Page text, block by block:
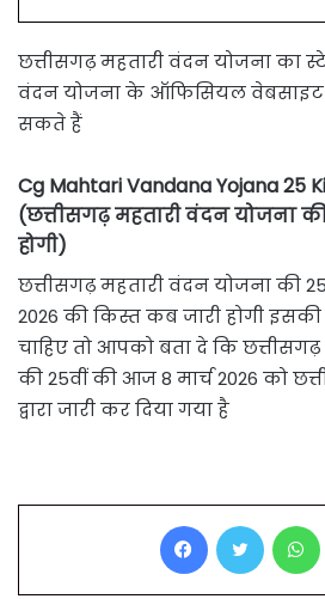
छत्तीसगढ़ महतारी वंदन योजना का
वंदन योजना के ऑफिसियल
सकते हैं
Cg Mahtari Vandana Yojana 25
(छत्तीसगढ़ महतारी वंदन योजना
होगी)
छत्तीसगढ़ महतारी वंदन योजना की
2026 की किस्त कब जारी होगी
चाहिए तो आपको बता दे कि
की 25वीं की आज 8 मार्च 2026 को
द्वारा जारी कर दिया गया है
FacebookTwitter